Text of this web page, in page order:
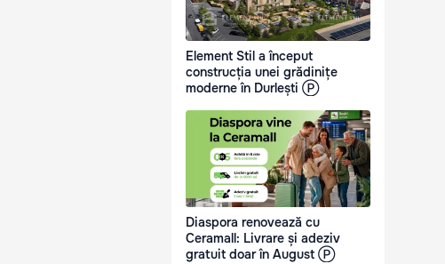
Element Stil a început
construcția unei grădinițe
moderne în Durlești Ⓟ
Diaspora renovează cu
Ceramall: Livrare și adeziv
gratuit doar în August Ⓟ